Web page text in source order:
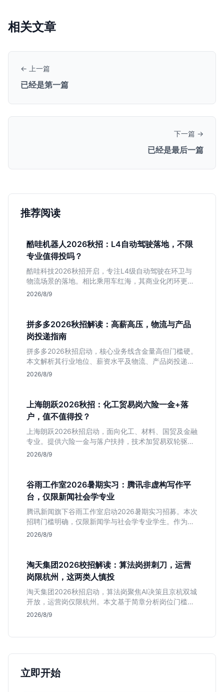
相关文章
← 上一篇
已经是第一篇
下一篇 →
已经是最后一篇
推荐阅读
酷哇机器人2026秋招：L4自动驾驶落地，不限
专业值得投吗？
酷哇科技2026秋招开启，专注L4级自动驾驶在环卫与
物流场景的落地。相比乘用车红海，其商业化闭环更清
晰，现金流相对健康。本文解读其业务模式、岗位稳定
2026/8/9
拼多多2026秋招解读：高薪高压，物流与产品
岗投递指南
拼多多2026秋招启动，核心业务线含金量高但门槛硬。
本文解析其行业地位、薪资水平及物流、产品岗投递策
略，助你判断是否适合这种高强度职业起步。
2026/8/9
上海朗跃2026秋招：化工贸易岗六险一金+落
户，值不值得投？
上海朗跃2026秋招启动，面向化工、材料、国贸及金融
专业。提供六险一金与落户扶持，技术加贸易双轮驱动
模式稳定性高。本文解读岗位需求与福利含金量，帮应
2026/8/9
谷雨工作室2026暑期实习：腾讯非虚构写作平
台，仅限新闻社会学专业
腾讯新闻旗下谷雨工作室启动2026暑期实习招募。本次
招聘门槛明确，仅限新闻学与社会学专业学生。作为深
耕非虚构写作的头部团队，该岗位提供独立发稿机会与
2026/8/9
淘天集团2026校招解读：算法岗拼刺刀，运营
岗限杭州，这两类人慎投
淘天集团2026秋招启动，算法岗聚焦AI决策且京杭双城
开放，运营岗仅限杭州。本文基于简章分析岗位门槛、
薪资行情及适合人群，帮应届生判断是否值得投递。
2026/8/9
立即开始